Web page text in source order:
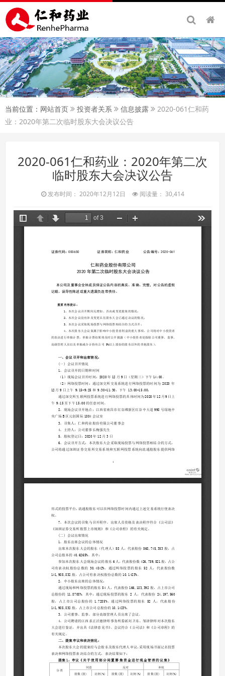
当前位置： 网站首页 投资者关系 信息披露
2020-061仁和药
业：2020年第二次临时股东大会决议公告
2020-061仁和药业：2020年第二次
临时股东大会决议公告
发布时间： 2020年12月12日 阅读量： 30,414